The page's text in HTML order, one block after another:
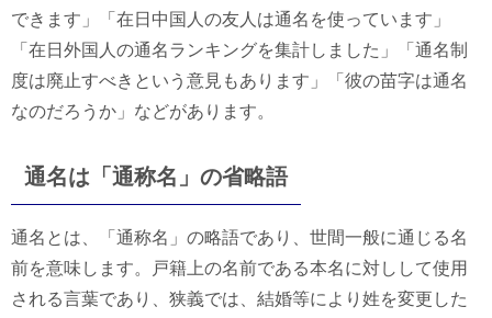
できます」「在日中国人の友人は通名を使っています」
「在日外国人の通名ランキングを集計しました」「通名制
度は廃止すべきという意見もあります」「彼の苗字は通名
なのだろうか」などがあります。
通名は「通称名」の省略語
通名とは、「通称名」の略語であり、世間一般に通じる名
前を意味します。戸籍上の名前である本名に対しして使用
される言葉であり、狭義では、結婚等により姓を変更した